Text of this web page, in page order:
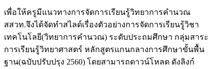
เพื่อให้ครูมีแนวทางการจัดการเรียนรู้วิทยาการคำนวณ
สสวท.จึงได้จัดทำสไลด์เรื่องตัวอย่างการจัดการเรียนรู้วิชา
เทคโนโลยี(วิทยาการคำนวณ) ระดับประถมศึกษา กลุ่มสาระ
การเรียนรู้วิทยาศาสตร์ หลักสูตรแกนกลางการศึกษาขั้นพื้น
ฐาน(ฉบับปรับปรุง 2560) โดยสามารถดาวน์โหลด ดังลิงก์